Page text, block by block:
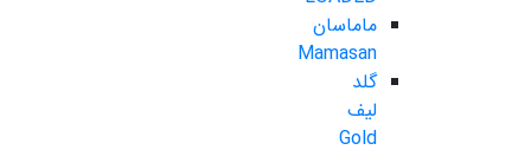
ماماسان
Mamasan
گلد
لیف
Gold